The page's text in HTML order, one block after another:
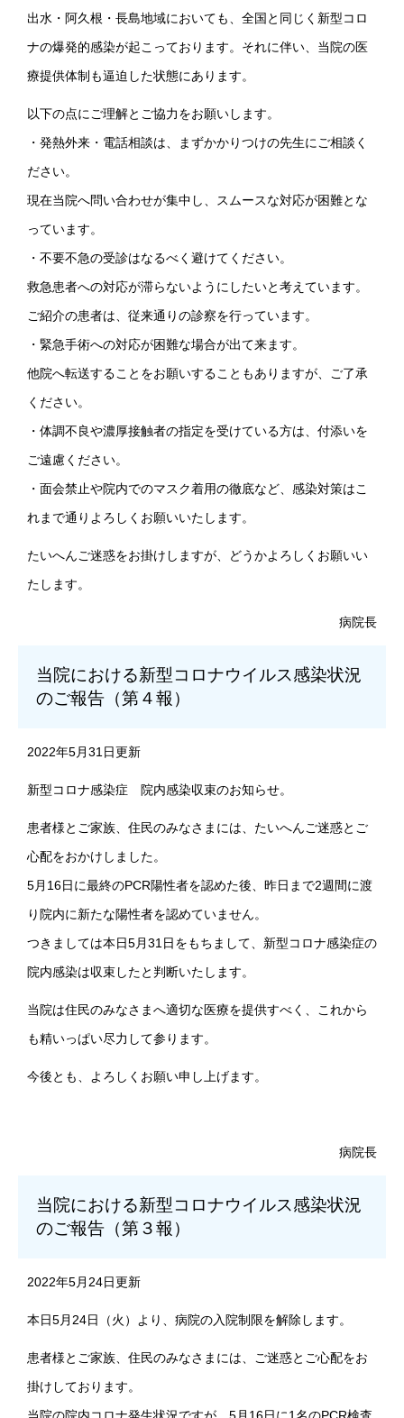
出水・阿久根・長島地域においても、全国と同じく新型コロ
ナの爆発的感染が起こっております。それに伴い、当院の医
療提供体制も逼迫した状態にあります。
以下の点にご理解とご協力をお願いします。
・発熱外来・電話相談は、まずかかりつけの先生にご相談く
ださい。
現在当院へ問い合わせが集中し、スムースな対応が困難とな
っています。
・不要不急の受診はなるべく避けてください。
救急患者への対応が滞らないようにしたいと考えています。
ご紹介の患者は、従来通りの診察を行っています。
・緊急手術への対応が困難な場合が出て来ます。
他院へ転送することをお願いすることもありますが、ご了承
ください。
・体調不良や濃厚接触者の指定を受けている方は、付添いを
ご遠慮ください。
・面会禁止や院内でのマスク着用の徹底など、感染対策はこ
れまで通りよろしくお願いいたします。
たいへんご迷惑をお掛けしますが、どうかよろしくお願いい
たします。
病院長
当院における新型コロナウイルス感染状況
のご報告（第４報）
2022年5月31日更新
新型コロナ感染症 院内感染収束のお知らせ。
患者様とご家族、住民のみなさまには、たいへんご迷惑とご
心配をおかけしました。
5月16日に最終のPCR陽性者を認めた後、昨日まで2週間に渡
り院内に新たな陽性者を認めていません。
つきましては本日5月31日をもちまして、新型コロナ感染症の
院内感染は収束したと判断いたします。
当院は住民のみなさまへ適切な医療を提供すべく、これから
も精いっぱい尽力して参ります。
今後とも、よろしくお願い申し上げます。
病院長
当院における新型コロナウイルス感染状況
のご報告（第３報）
2022年5月24日更新
本日5月24日（火）より、病院の入院制限を解除します。
患者様とご家族、住民のみなさまには、ご迷惑とご心配をお
掛けしております。